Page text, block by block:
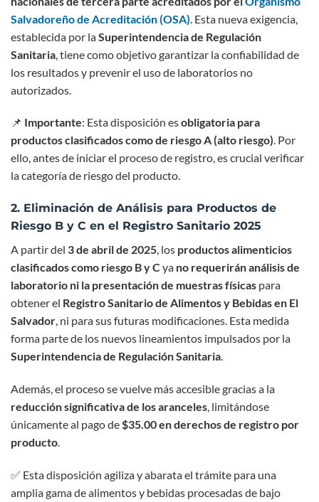
Salvadoreño de Acreditación (OSA) . Esta nueva exigencia,
establecida por laSuperintendencia de Regulación
Sanitaria , tiene como objetivo garantizar la confiabilidad de
los resultados y prevenir el uso de laboratorios no
autorizados.
📌 Importante: Esta disposición esobligatoria para
productos clasificados como de riesgo A (alto riesgo). Por
ello, antes de iniciar el proceso de registro, es crucial verificar
la categoría de riesgo del producto.
2. Eliminación de Análisis para Productos de
Riesgo B y C en el Registro Sanitario 2025
A partir del 3 de abril de 2025, los productos alimenticios
clasificados como riesgo B y C ya no requerirán análisis de
laboratorio ni la presentación de muestras físicas para
obtener el Registro Sanitario de Alimentos y Bebidas en El
Salvador, ni para sus futuras modificaciones. Esta medida
forma parte de los nuevos lineamientos impulsados por la
Superintendencia de Regulación Sanitaria.
Además, el proceso se vuelve más accesible gracias a la
reducción significativa de los aranceles, limitándose
únicamente al pago de$35.00 en derechos de registro por
producto.
✅ Esta disposición agiliza y abarata el trámite para una
amplia gama de alimentos y bebidas procesadas de bajo